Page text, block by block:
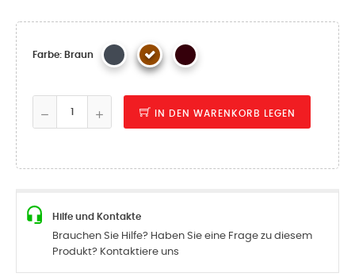
Farbe: Braun
IN DEN WARENKORB LEGEN
Hilfe und Kontakte
Brauchen Sie Hilfe? Haben Sie eine Frage zu diesem
Produkt? Kontaktiere uns